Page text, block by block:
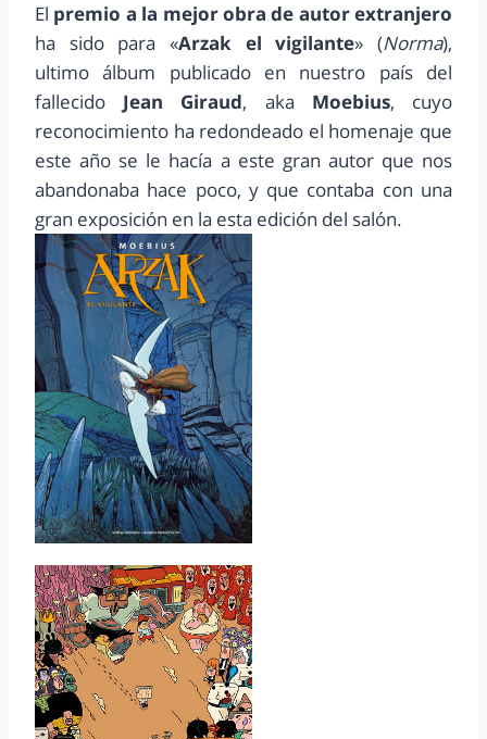
El premio a la mejor obra de autor extranjero
ha sido para «Arzak el vigilante» (Norma),
ultimo álbum publicado en nuestro país del
fallecido Jean Giraud, aka Moebius, cuyo
reconocimiento ha redondeado el homenaje que
este año se le hacía a este gran autor que nos
abandonaba hace poco, y que contaba con una
gran exposición en la esta edición del salón.